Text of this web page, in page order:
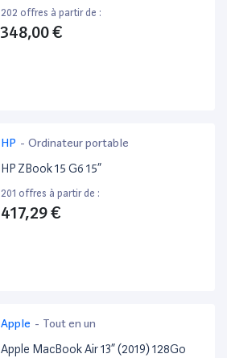
202 offres à partir de :
348,00 €
HP - Ordinateur portable
HP ZBook 15 G6 15”
201 offres à partir de :
417,29 €
Apple - Tout en un
Apple MacBook Air 13” (2019) 128Go